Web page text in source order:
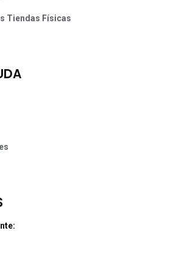
Tiendas Físicas